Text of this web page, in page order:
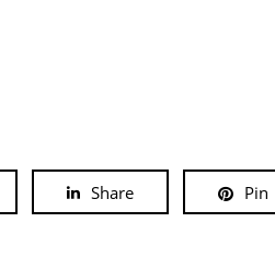
Share Pin